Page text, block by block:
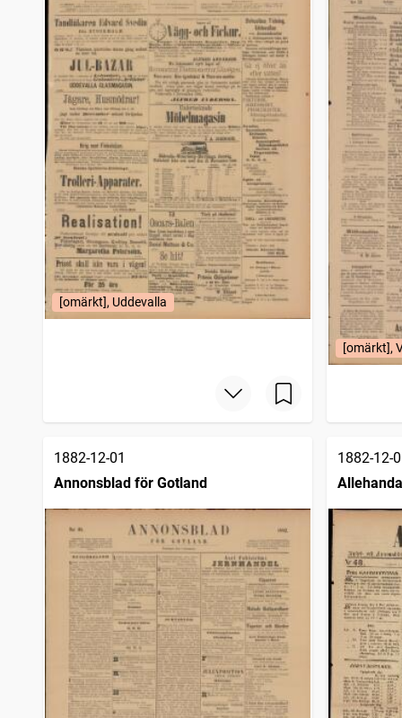
Söderköpingsposten
träffar
Gotlands allehanda
träffar
Tidning för alla
träffar
Oskarshamnstidningen
träffar
Ölandsbladet
träffar
Eskilstuna allehanda (1873)
träffar
Strömstads tidning (1866)
träffar
Östersundsposten
träffar
Falköpings tidning
träffar
Söderhamns tidning
träffar
Fäderneslandet (Stockholm : 1852)
träffar
Vestmanlands läns tidning
träffar
Malmö allehanda (1827)
9
träffar
Sölvesborgsposten
träffar
Nya Wexjöbladet
träffar
Avesta tidning
8
8
8
Norrbottens kuriren
8
träffar
Östgöten (Linköping : 1874)
[omärkt], Uddevalla
[omärkt],
1882-12-01
Annonsblad för Gotland
1882-12-